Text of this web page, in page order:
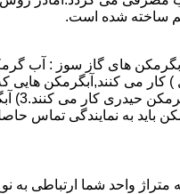
ساخته شده است.
می کنند,آبگرمکن هایی
متراژ واحد شما ارتباطی